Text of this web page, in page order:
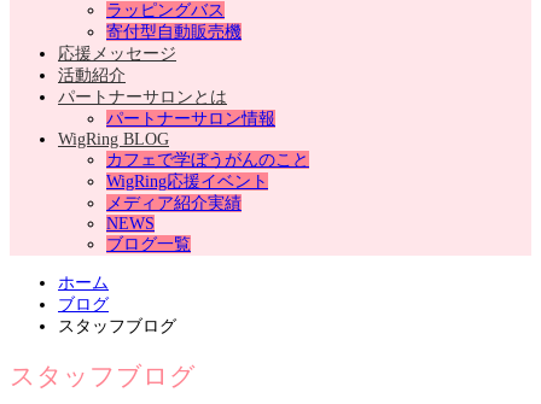
ラッピングバス
寄付型自動販売機
応援メッセージ
活動紹介
パートナーサロンとは
パートナーサロン情報
WigRing BLOG
カフェで学ぼうがんのこと
WigRing応援イベント
メディア紹介実績
NEWS
ブログ一覧
ホーム
ブログ
スタッフブログ
スタッフブログ